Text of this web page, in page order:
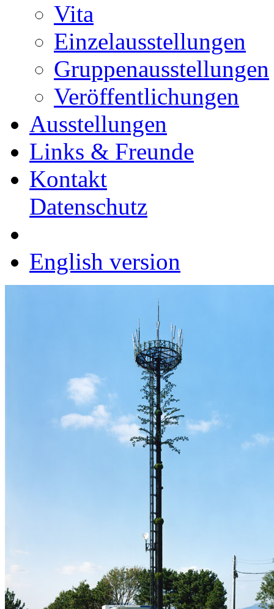
Vita
Einzelausstellungen
Gruppenausstellungen
Veröffentlichungen
Ausstellungen
Links & Freunde
Kontakt
Datenschutz
English version